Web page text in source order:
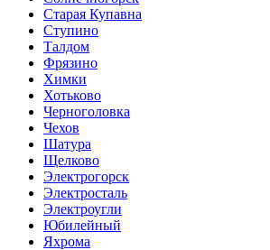
Старая Купавна
Ступино
Талдом
Фрязино
Химки
Хотьково
Черноголовка
Чехов
Шатура
Щелково
Электрогорск
Электросталь
Электроугли
Юбилейный
Яхрома